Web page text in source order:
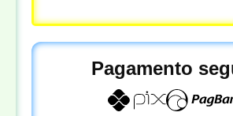
Pagamento